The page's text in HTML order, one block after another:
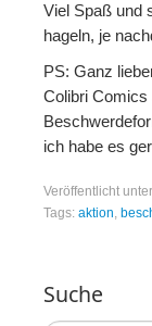
Viel Spaß und
hageln, je
PS: Ganz
Colibri Comics
ich habe es
Veröffentlicht unter
Tags: aktion,
Suche